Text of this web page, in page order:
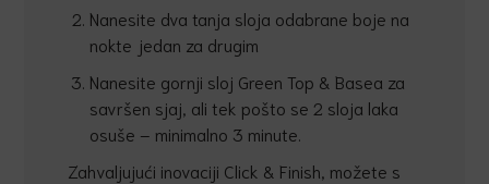
Nanesite dva tanja sloja odabrane boje na
nokte jedan za drugim
Nanesite gornji sloj Green Top & Basea za
savršen sjaj, ali tek pošto se 2 sloja laka
osuše – minimalno 3 minute.
Zahvaljujući inovaciji Click & Finish, možete s